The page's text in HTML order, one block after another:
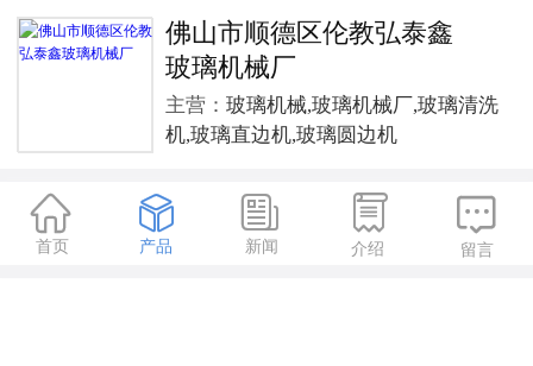
佛山市顺德区伦教弘泰鑫
玻璃机械厂
主营： 玻璃机械,玻璃机械厂,玻璃清洗
机,玻璃直边机,玻璃圆边机

首页

产品

新闻

介绍

留言